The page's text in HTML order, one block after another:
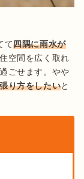
て四隅に雨水が
空間を広く取れ
ごせます。やや
り方をしたいと